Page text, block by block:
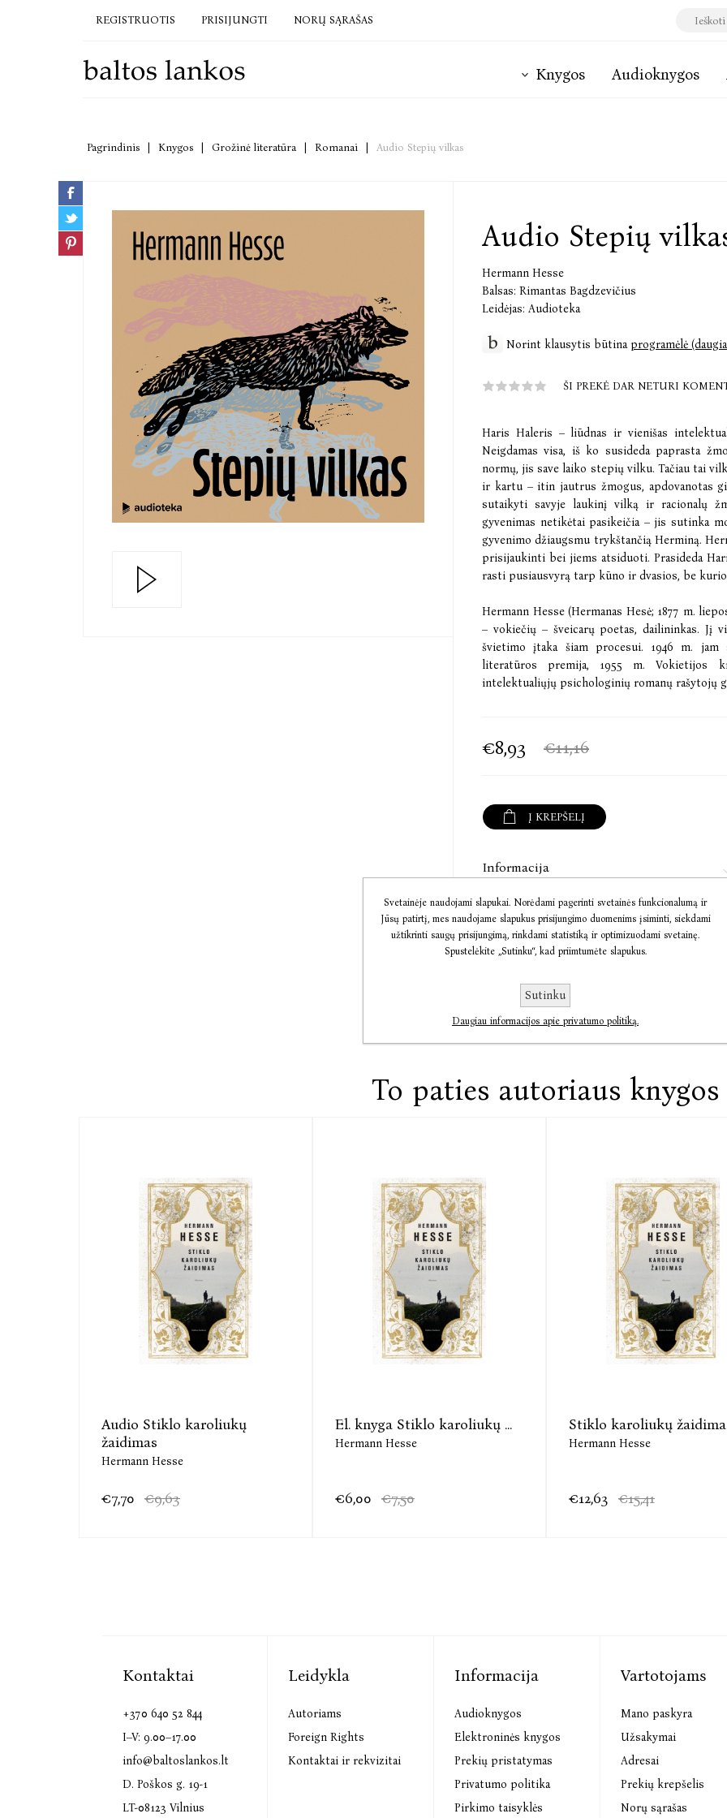
REGISTRUOTIS PRISIJUNGTI NORŲ SĄRAŠAS
Knygos Audioknygos
Pagrindinis Knygos Grožinė literatūra Romanai Audio Stepių vilkas
Audio Stepių
Hermann Hesse
Balsas: Rimantas Bagdzevičius
Leidėjas: Audioteka
Norint klausytis būtinaprogramėlė
ŠI PREKĖ DAR NETURI
Haris Haleris – liūdnas ir vienišas
Neigdamas visa, iš ko susideda paprasta
normų, jis save laiko stepių vilku. Tačiau tai
ir kartu – itin jautrus žmogus, apdovanotas
sutaikyti savyje laukinį vilką ir racionalų
gyvenimas netikėtai pasikeičia – jis sutinka
gyvenimo džiaugsmu trykštančią Herminą.
prisijaukinti bei jiems atsiduoti. Prasideda
rasti pusiausvyrą tarp kūno ir dvasios, be
Hermann Hesse (Hermanas Hesė; 1877 m.
– vokiečių – šveicarų poetas, dailininkas. Jį
švietimo įtaka šiam procesui. 1946 m.
literatūros premija, 1955 m. Vokietijos
intelektualiųjų psichologinių romanų rašytojų
€8,93 €11,16
Į KREPŠELĮ
Informacija
Komentarai
Susisiekite
To paties autoriaus knygos
Audio Stiklo karoliukų
žaidimas
Hermann Hesse
€7,70 €9,63
El. knyga Stiklo karoliukų ...
Hermann Hesse
€6,00 €7,50
Stiklo karoliukų
Hermann Hesse
€12,63 €15,41
Kontaktai
+370 640 52 844
I–V: 9.00–17.00
info@baltoslankos.lt
D. Poškos g. 19-1
LT-08123 Vilnius
Leidykla
Autoriams
Foreign Rights
Kontaktai ir rekvizitai
Informacija
Audioknygos
Elektroninės knygos
Prekių pristatymas
Privatumo politika
Pirkimo taisyklės
Vartotojams
Mano paskyra
Užsakymai
Adresai
Prekių krepšelis
Norų sąrašas
Svetainėje naudojami slapukai. Norėdami pagerinti svetainės funkcionalumą ir
Jūsų patirtį, mes naudojame slapukus prisijungimo duomenims įsiminti, siekdami
užtikrinti saugų prisijungimą, rinkdami statistiką ir optimizuodami svetainę.
Spustelėkite „Sutinku“, kad priimtumėte slapukus.
Sutinku
Daugiau informacijos apie privatumo politiką.